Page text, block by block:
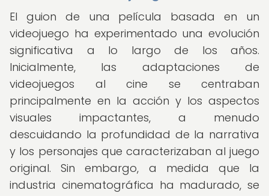
El guion de una película basada en un
videojuego ha experimentado una evolución
significativa a lo largo de los años.
Inicialmente, las adaptaciones de
videojuegos al cine se centraban
principalmente en la acción y los aspectos
visuales impactantes, a menudo
descuidando la profundidad de la narrativa
y los personajes que caracterizaban al juego
original. Sin embargo, a medida que la
industria cinematográfica ha madurado, se